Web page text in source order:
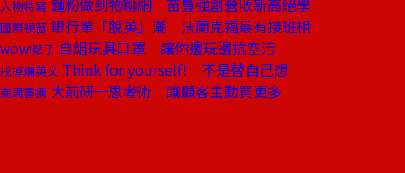
人物特寫 麵粉做到物聯網 苗豐強創營收新高絕學
國際視窗 銀行業「脫英」潮 法蘭克福最有接班相
WOW!點子 自組玩具口罩 讓你邊玩邊抗空污
戒掉爛英文 Think for yourself! 不是替自己想
商周書摘 大前研一思考術 讓顧客主動買更多